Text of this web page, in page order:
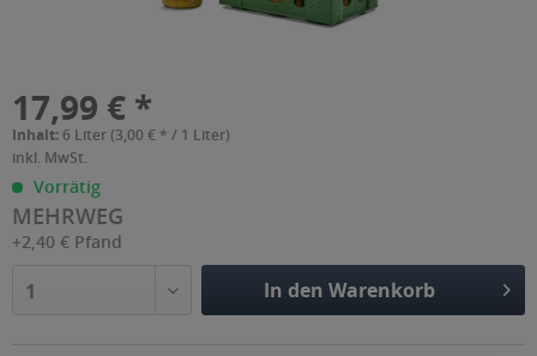
17,99 € *
Inhalt:6 Liter (3,00 € * / 1 Liter)
inkl. MwSt.
Vorrätig
MEHRWEG
+2,40 € Pfand
1 In den Warenkorb